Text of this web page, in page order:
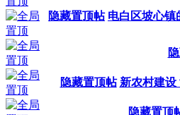
隐藏置顶帖 电白区坡心镇
隐藏置顶帖 新农村建设
隐藏置顶